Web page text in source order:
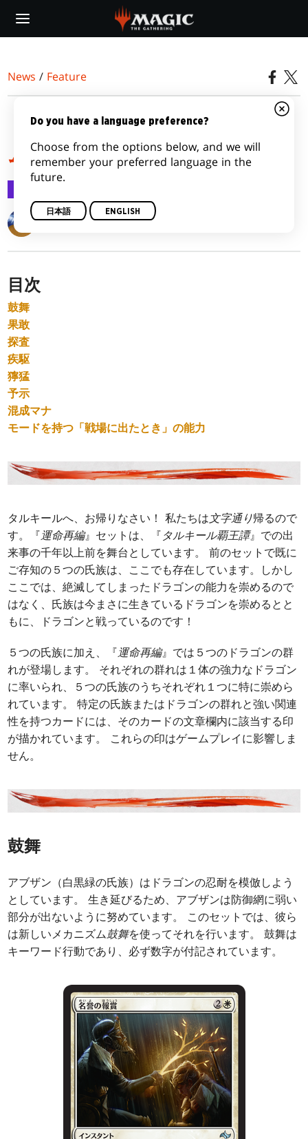
main
News / Feature
『運命再編』のメカニズ
ム
Matt Tabak
目次
鼓舞
果敢
探査
疾駆
獰猛
予示
混成マナ
モードを持つ「戦場に出たとき」の能力
タルキールへ、お帰りなさい！ 私たちは文字通り帰るので
す。『運命再編』セットは、『タルキール覇王譚』での出
来事の千年以上前を舞台としています。 前のセットで既に
ご存知の５つの氏族は、ここでも存在しています。しかし
ここでは、絶滅してしまったドラゴンの能力を崇めるので
はなく、氏族は今まさに生きているドラゴンを崇めるとと
もに、ドラゴンと戦っているのです！
５つの氏族に加え、『運命再編』では５つのドラゴンの群
れが登場します。 それぞれの群れは１体の強力なドラゴン
に率いられ、５つの氏族のうちそれぞれ１つに特に崇めら
れています。 特定の氏族またはドラゴンの群れと強い関連
性を持つカードには、そのカードの文章欄内に該当する印
が描かれています。 これらの印はゲームプレイに影響しま
せん。
鼓舞
アブザン（白黒緑の氏族）はドラゴンの忍耐を模倣しよう
としています。 生き延びるため、アブザンは防御網に弱い
部分が出ないように努めています。 このセットでは、彼ら
は新しいメカニズム鼓舞を使ってそれを行います。 鼓舞は
キーワード行動であり、必ず数字が付記されています。
Do you have a language preference?
Choose from the options below, and we will
remember your preferred language in the
future.
日本語 ENGLISH